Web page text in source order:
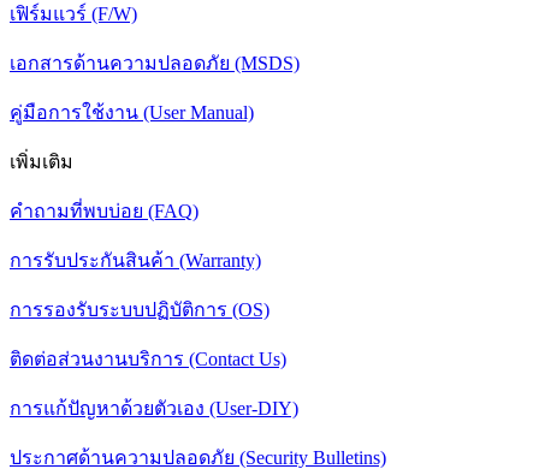
เฟิร์มแวร์ (F/W)
เอกสารด้านความปลอดภัย (MSDS)
คู่มือการใช้งาน (User Manual)
เพิ่มเติม
คำถามที่พบบ่อย (FAQ)
การรับประกันสินค้า (Warranty)
การรองรับระบบปฏิบัติการ (OS)
ติดต่อส่วนงานบริการ (Contact Us)
การแก้ปัญหาด้วยตัวเอง (User-DIY)
ประกาศด้านความปลอดภัย (Security Bulletins)